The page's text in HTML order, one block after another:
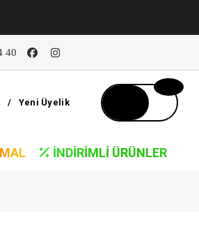
40
/ Yeni Üyelik
İNDIRIMLI ÜRÜNLER